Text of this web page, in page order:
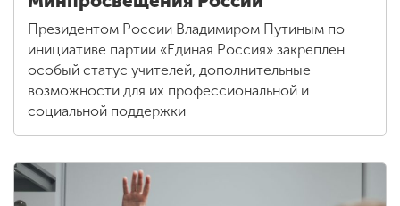
Президентом России Владимиром Путиным по
инициативе партии «Единая Россия» закреплен
особый статус учителей, дополнительные
возможности для их профессиональной и
социальной поддержки